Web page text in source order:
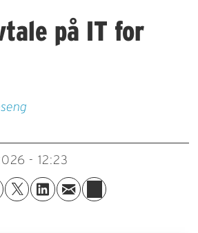
på IT for
- 12:23